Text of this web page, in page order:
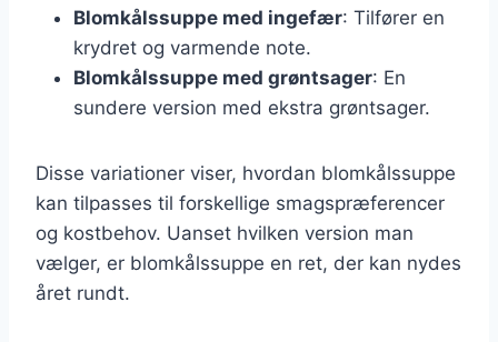
Blomkålssuppe med ingefær: Tilfører en
krydret og varmende note.
Blomkålssuppe med grøntsager: En
sundere version med ekstra grøntsager.
Disse variationer viser, hvordan blomkålssuppe
kan tilpasses til forskellige smagspræferencer
og kostbehov. Uanset hvilken version man
vælger, er blomkålssuppe en ret, der kan nydes
året rundt.